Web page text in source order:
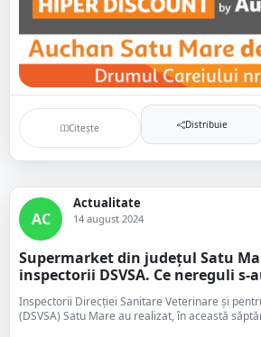
Citește Distribuie
AC
Actualitate
14 august 2024
Supermarket din județul Satu
inspectorii DSVSA. Ce nereguli s-
Inspectorii Direcției Sanitare Veterinare și
(DSVSA) Satu Mare au realizat, în această